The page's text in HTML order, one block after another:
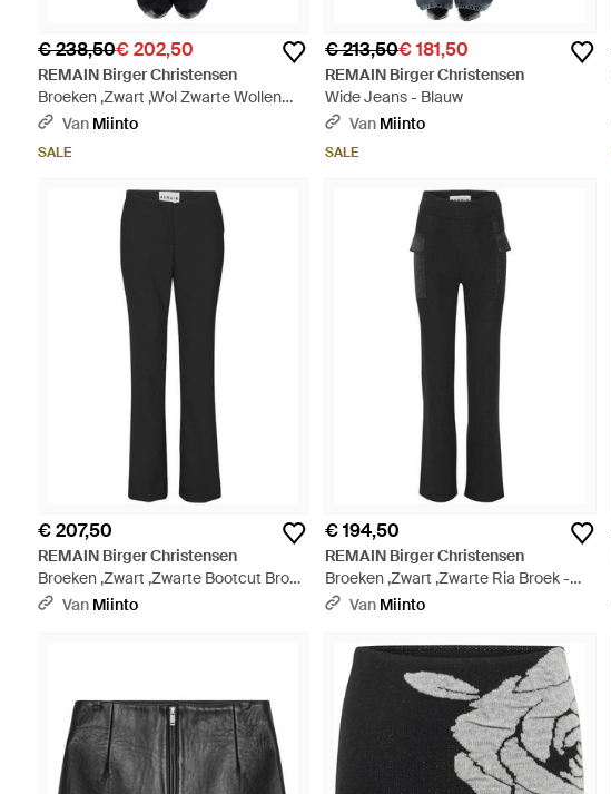
€ 238,50€ 202,50
REMAIN Birger Christensen
Broeken ,Zwart ,Wol Zwarte Wollen
Broek Met Dubbele Tailleband - Zwart
Van Miinto
SALE
€ 213,50€ 181,50
REMAIN Birger Christensen
Wide Jeans - Blauw
Van Miinto
SALE
€ 207,50
REMAIN Birger Christensen
Broeken ,Zwart ,Zwarte Bootcut Broek
- Zwart
Van Miinto
€ 194,50
REMAIN Birger Christensen
Broeken ,Zwart ,Zwarte Ria Broek -
Zwart
Van Miinto